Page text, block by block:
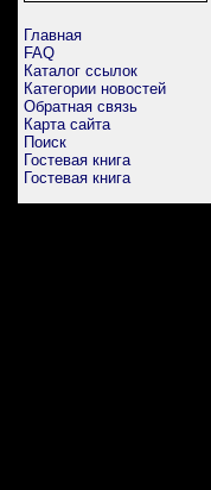
Главная
FAQ
Каталог ссылок
Категории новостей
Обратная связь
Карта сайта
Поиск
Гостевая книга
Гостевая книга